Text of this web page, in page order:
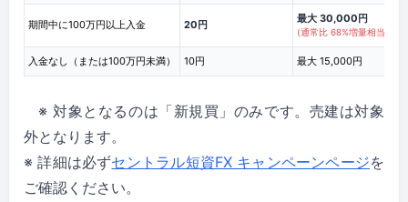
期間中に100万円以上入金 20円 最大 30,000円
(通常比 68%増量相当！)
入金なし（または100万円未満） 10円 最大 15,000円
※ 対象となるのは「新規買」のみです。売建は対象
外となります。
※ 詳細は必ずセントラル短資FX キャンペーンページを
ご確認ください。